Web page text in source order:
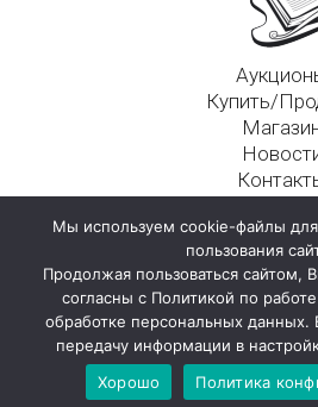
Купить/
125009, г. Москва, Никитский
Мы используем cookie-файлы
пользования
Продолжая пользоваться сайтом,
согласны с Политикой по
обработке персональных
передачу информации в
Хорошо
Политика